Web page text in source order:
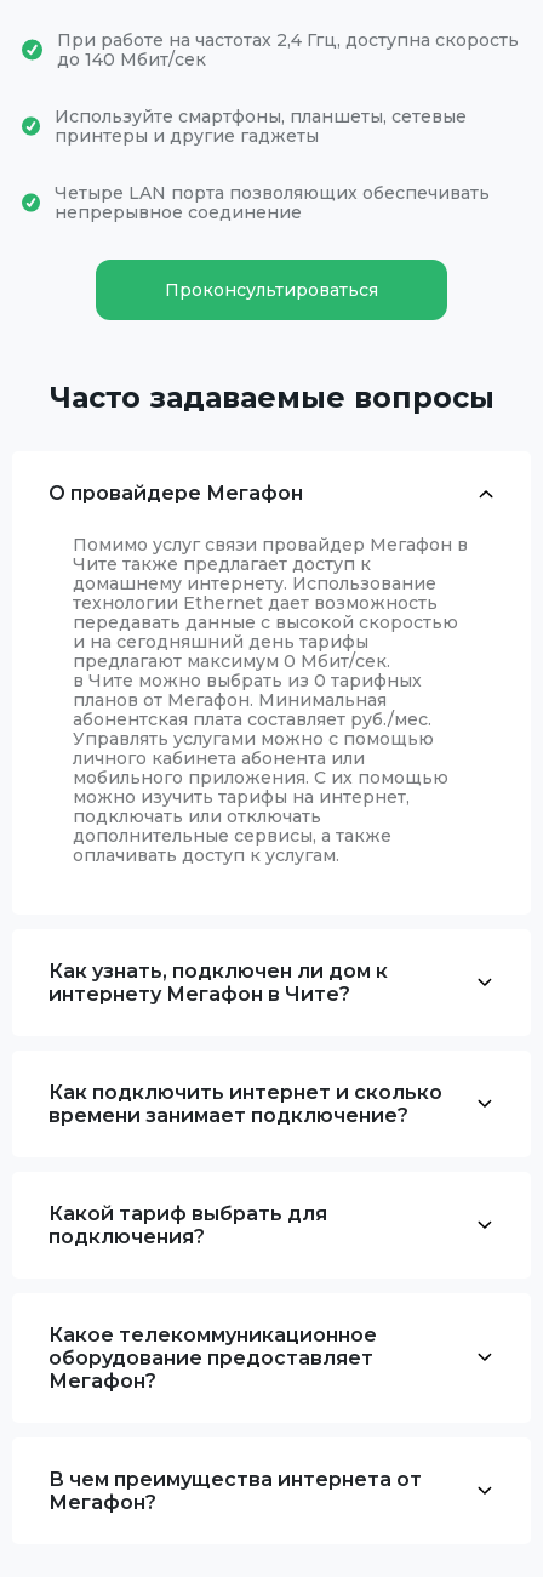
При работе на частотах 2,4 Ггц, доступна скорость
до 140 Мбит/сек
Используйте смартфоны, планшеты, сетевые
принтеры и другие гаджеты
Четыре LAN порта позволяющих обеспечивать
непрерывное соединение
Проконсультироваться
Часто задаваемые вопросы
О провайдере Мегафон
Помимо услуг связи провайдер Мегафон в
Чите также предлагает доступ к
домашнему интернету. Использование
технологии Ethernet дает возможность
передавать данные с высокой скоростью
и на сегодняшний день тарифы
предлагают максимум 0 Мбит/сек.
в Чите можно выбрать из 0 тарифных
планов от Мегафон. Минимальная
абонентская плата составляет руб./мес.
Управлять услугами можно с помощью
личного кабинета абонента или
мобильного приложения. С их помощью
можно изучить тарифы на интернет,
подключать или отключать
дополнительные сервисы, а также
оплачивать доступ к услугам.
Как узнать, подключен ли дом к
интернету Мегафон в Чите?
Как подключить интернет и сколько
времени занимает подключение?
Какой тариф выбрать для
подключения?
Какое телекоммуникационное
оборудование предоставляет
Мегафон?
В чем преимущества интернета от
Мегафон?